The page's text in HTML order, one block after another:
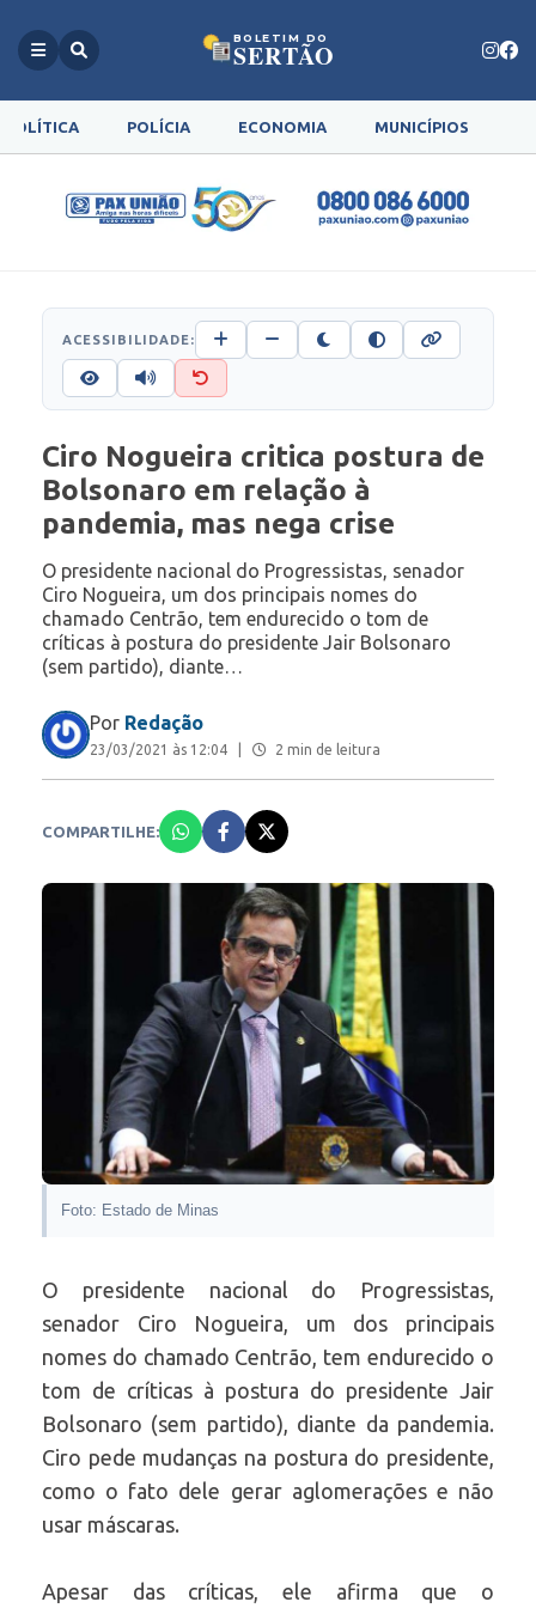
BOLETIM DO
SERTÃO
POLÍTICA POLÍCIA ECONOMIA MUNICÍPIOS
ACESSIBILIDADE:
Ciro Nogueira critica postura de
Bolsonaro em relação à
pandemia, mas nega crise
O presidente nacional do Progressistas, senador
Ciro Nogueira, um dos principais nomes do
chamado Centrão, tem endurecido o tom de
críticas à postura do presidente Jair Bolsonaro
(sem partido), diante…
Por Redação
23/03/2021 às 12:04 2 min de leitura
COMPARTILHE:
Foto: Estado de Minas
O presidente nacional do Progressistas,
senador Ciro Nogueira, um dos principais
nomes do chamado Centrão, tem endurecido o
tom de críticas à postura do presidente Jair
Bolsonaro (sem partido), diante da pandemia.
Ciro pede mudanças na postura do presidente,
como o fato dele gerar aglomerações e não
usar máscaras.
Apesar das críticas, ele afirma que o